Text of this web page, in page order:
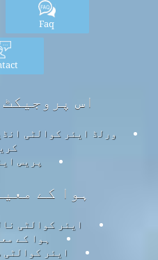
Faq
اس
ورلڈ ایئر کوالٹی
پریس
ہوا کے
ایئر کوالٹی
ہوا کے
ایئر کوالٹی